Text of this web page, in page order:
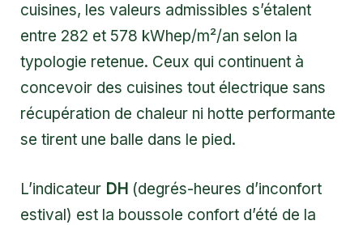
cuisines, les valeurs admissibles s’étalent
entre 282 et 578 kWhep/m²/an selon la
typologie retenue. Ceux qui continuent à
concevoir des cuisines tout électrique sans
récupération de chaleur ni hotte performante
se tirent une balle dans le pied.
L’indicateur DH (degrés-heures d’inconfort
estival) est la boussole confort d’été de la